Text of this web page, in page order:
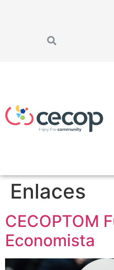
Enlaces
CECOPTOM
Economista